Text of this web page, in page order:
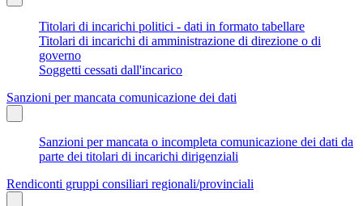
Titolari di incarichi politici - dati in formato tabellare
Titolari di incarichi di amministrazione di direzione o di
governo
Soggetti cessati dall'incarico
Sanzioni per mancata comunicazione dei dati
Sanzioni per mancata o incompleta comunicazione dei dati da
parte dei titolari di incarichi dirigenziali
Rendiconti gruppi consiliari regionali/provinciali